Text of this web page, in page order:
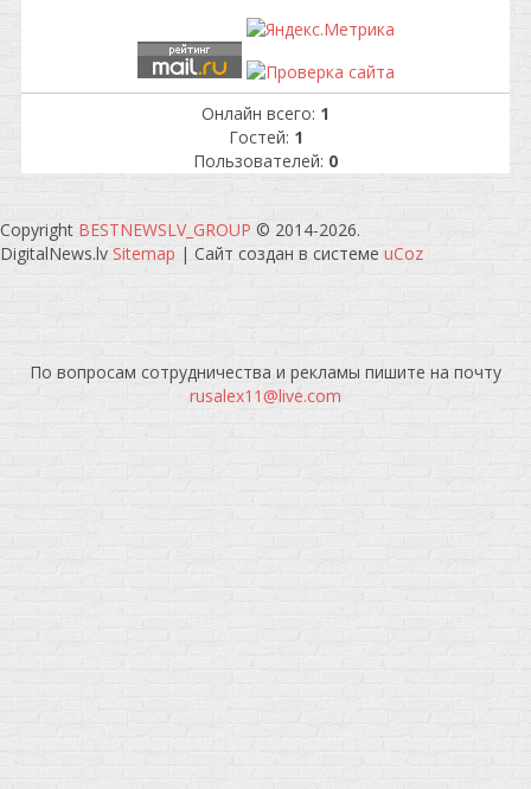
Онлайн всего: 1
Гостей: 1
Пользователей: 0
Copyright BESTNEWSLV_GROUP © 2014-2026.
DigitalNews.lv Sitemap | Сайт создан в системе uCoz
По вопросам сотрудничества и рекламы пишите на почту
rusalex11@live.com